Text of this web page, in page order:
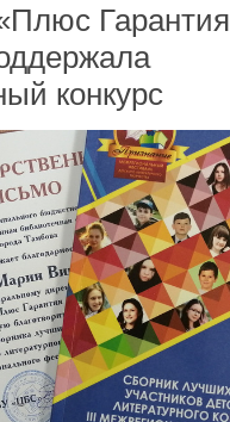
Гарантия
конкурс